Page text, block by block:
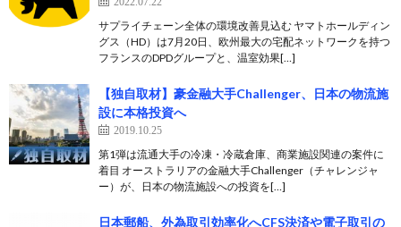
サプライチェーン全体の環境改善見込む ヤマトホールディン
グス（HD）は7月20日、欧州最大の宅配ネットワークを持つ
フランスのDPDグループと、温室効果[…]
【独自取材】豪金融大手Challenger、日本の物流施
設に本格投資へ
2019.10.25
第1弾は流通大手の冷凍・冷蔵倉庫、商業施設関連の案件に
着目 オーストラリアの金融大手Challenger（チャレンジャ
ー）が、日本の物流施設への投資を[…]
日本郵船、外為取引効率化へCFS決済や電子取引の